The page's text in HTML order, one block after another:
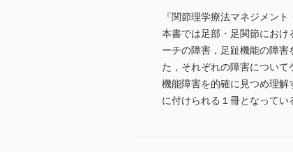
『関節理学療法マネジメン
本書では足部・足関節にお
ーチの障害，足趾機能の障
た，それぞれの障害について
機能障害を的確に見つめ理
に付けられる１冊となってい